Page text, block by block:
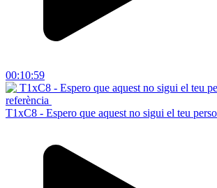
00:10:59
T1xC8 - Espero que aquest no sigui el teu